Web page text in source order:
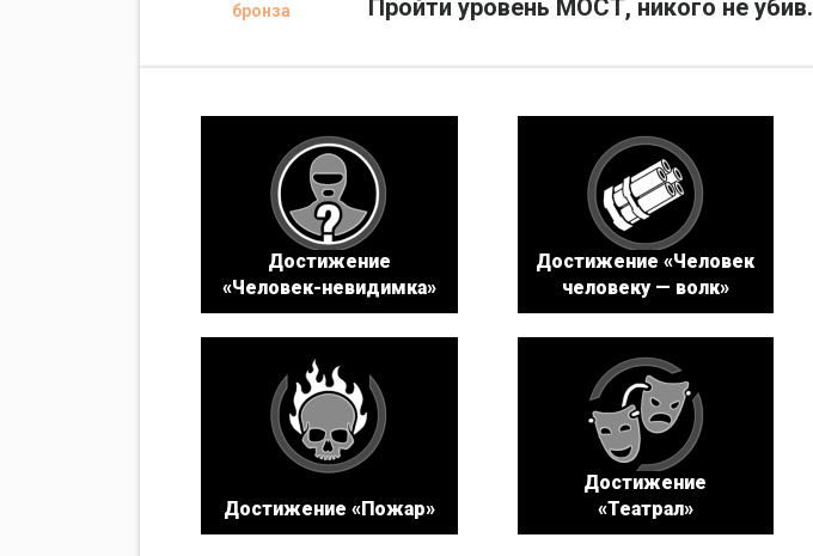
бронза Пройти уровень МОСТ, никого не убив.
Достижение
«Человек-невидимка»
Достижение «Человек
человеку — волк»
Достижение «Пожар»
Достижение
«Театрал»